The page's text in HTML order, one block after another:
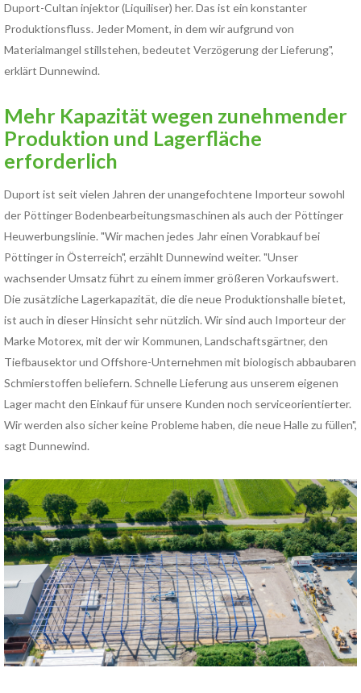
Duport-Cultan injektor (Liquiliser) her. Das ist ein konstanter
Produktionsfluss. Jeder Moment, in dem wir aufgrund von
Materialmangel stillstehen, bedeutet Verzögerung der Lieferung",
erklärt Dunnewind.
Mehr Kapazität wegen zunehmender
Produktion und Lagerfläche
erforderlich
Duport ist seit vielen Jahren der unangefochtene Importeur sowohl
der Pöttinger Bodenbearbeitungsmaschinen als auch der Pöttinger
Heuwerbungslinie. "Wir machen jedes Jahr einen Vorabkauf bei
Pöttinger in Österreich", erzählt Dunnewind weiter. "Unser
wachsender Umsatz führt zu einem immer größeren Vorkaufswert.
Die zusätzliche Lagerkapazität, die die neue Produktionshalle bietet,
ist auch in dieser Hinsicht sehr nützlich. Wir sind auch Importeur der
Marke Motorex, mit der wir Kommunen, Landschaftsgärtner, den
Tiefbausektor und Offshore-Unternehmen mit biologisch abbaubaren
Schmierstoffen beliefern. Schnelle Lieferung aus unserem eigenen
Lager macht den Einkauf für unsere Kunden noch serviceorientierter.
Wir werden also sicher keine Probleme haben, die neue Halle zu füllen",
sagt Dunnewind.